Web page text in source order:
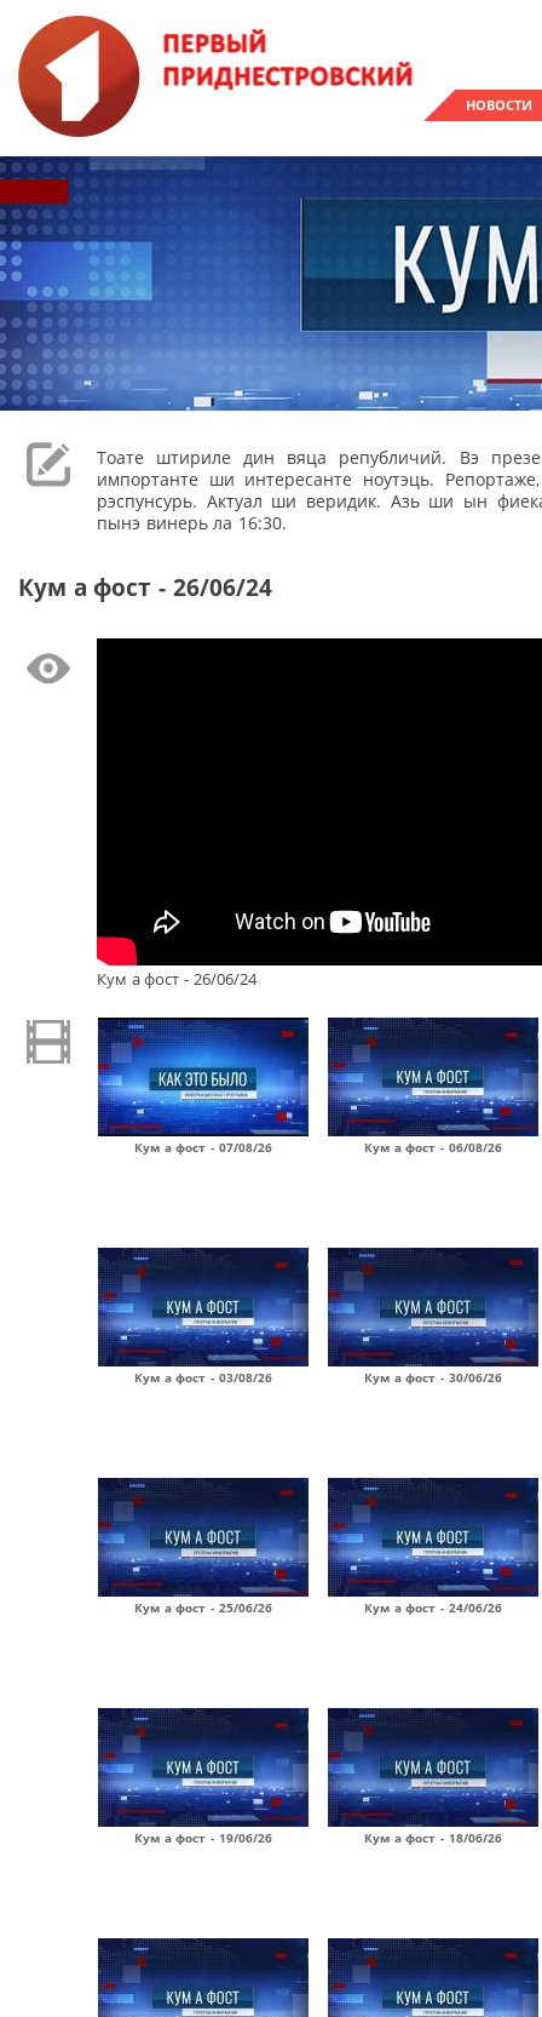
НОВОСТИ
Тоате штириле дин вяца републичий. Вэ
импортанте ши интересанте ноутэць.
рэспунсурь. Актуал ши веридик. Азь ши ын
пынэ винерь ла 16:30.
Кум а фост - 26/06/24
Кум а фост - 26/06/24
Кум а фост - 07/08/26 Кум а фост - 06/08/26
Кум а фост - 03/08/26 Кум а фост - 30/06/26
Кум а фост - 25/06/26 Кум а фост - 24/06/26
Кум а фост - 19/06/26 Кум а фост - 18/06/26